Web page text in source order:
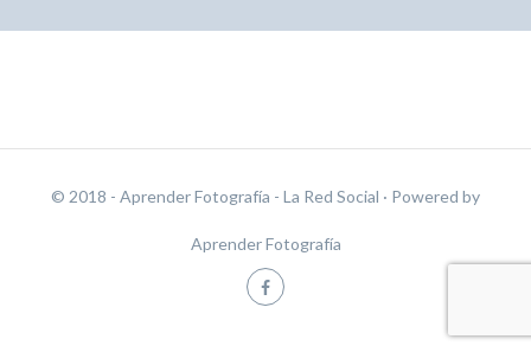
© 2018 - Aprender Fotografía - La Red Social · Powered by
Aprender Fotografía